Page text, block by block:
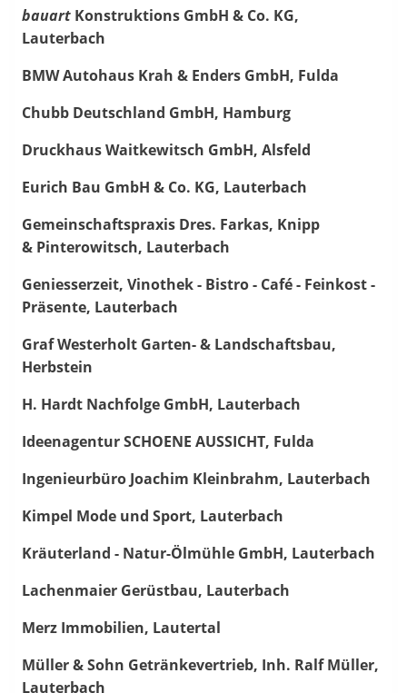
bauart Konstruktions GmbH & Co. KG,
Lauterbach
BMW Autohaus Krah & Enders GmbH, Fulda
Chubb Deutschland GmbH, Hamburg
Druckhaus Waitkewitsch GmbH, Alsfeld
Eurich Bau GmbH & Co. KG, Lauterbach
Gemeinschaftspraxis Dres. Farkas, Knipp
& Pinterowitsch, Lauterbach
Geniesserzeit, Vinothek - Bistro - Café - Feinkost -
Präsente, Lauterbach
Graf Westerholt Garten- & Landschaftsbau,
Herbstein
H. Hardt Nachfolge GmbH, Lauterbach
Ideenagentur SCHOENE AUSSICHT, Fulda
Ingenieurbüro Joachim Kleinbrahm, Lauterbach
Kimpel Mode und Sport, Lauterbach
Kräuterland - Natur-Ölmühle GmbH, Lauterbach
Lachenmaier Gerüstbau, Lauterbach
Merz Immobilien, Lautertal
Müller & Sohn Getränkevertrieb, Inh. Ralf Müller,
Lauterbach